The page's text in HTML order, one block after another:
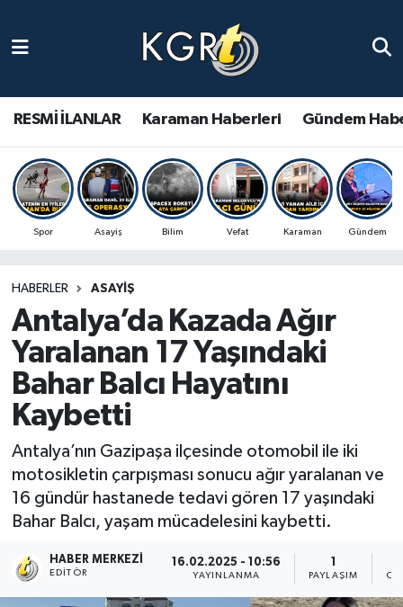
RESMİ İLANLAR Karaman Haberleri Gündem
Spor Asayiş Bilim Vefat Karaman Gündem
HABERLER ASAYIŞ
Antalya’da Kazada Ağır
Yaralanan 17 Yaşındaki
Bahar Balcı Hayatını
Kaybetti
Antalya’nın Gazipaşa ilçesinde otomobil ile iki
motosikletin çarpışması sonucu ağır yaralanan ve
16 gündür hastanede tedavi gören 17 yaşındaki
Bahar Balcı, yaşam mücadelesini kaybetti.
HABER MERKEZI
EDITÖR
16.02.2025 - 10:56
YAYINLANMA
1
PAYLAŞIM
Gündem Haberleri
Güncel Haberler
Spor Haberleri
Ulusal Haberler
Vefat Edenler